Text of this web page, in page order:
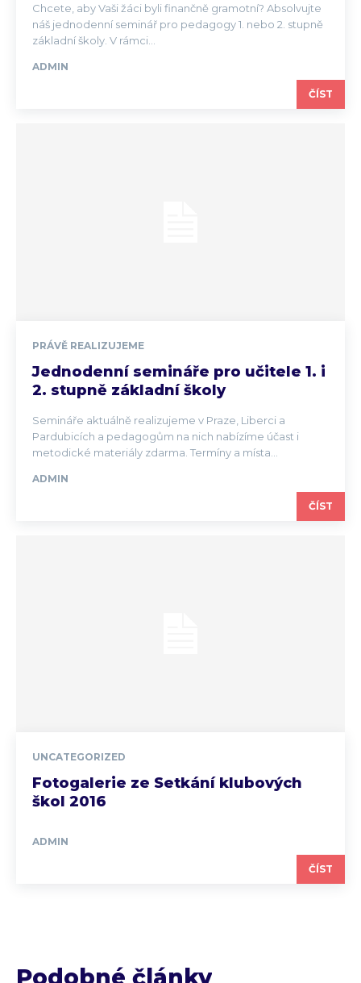
Chcete, aby Vaši žáci byli finančně gramotní? Absolvujte
náš jednodenní seminář pro pedagogy 1. nebo 2. stupně
základní školy. V rámci...
ADMIN
ČÍST
PRÁVĚ REALIZUJEME
Jednodenní semináře pro učitele 1. i
2. stupně základní školy
Semináře aktuálně realizujeme v Praze, Liberci a
Pardubicích a pedagogům na nich nabízíme účast i
metodické materiály zdarma. Termíny a místa...
ADMIN
ČÍST
UNCATEGORIZED
Fotogalerie ze Setkání klubových
škol 2016
ADMIN
ČÍST